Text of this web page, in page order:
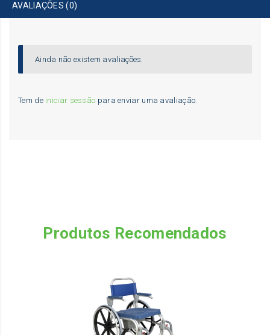
AVALIAÇÕES (0)
Ainda não existem avaliações.
Tem de iniciar sessão para enviar uma avaliação.
Produtos Recomendados